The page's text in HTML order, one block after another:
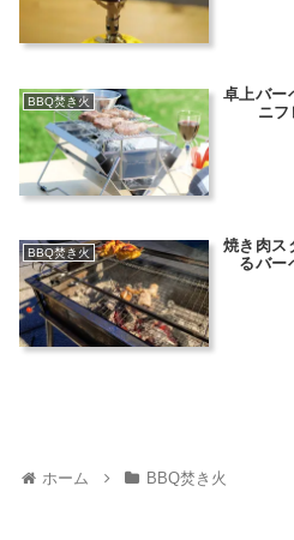
BBQ焚き火
卓上バー
ニ
BBQ焚き火
焼き肉ス
るバー
ホーム BBQ焚き火